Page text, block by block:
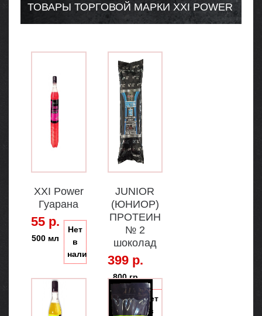
ТОВАРЫ ТОРГОВОЙ МАРКИ XXI POWER
XXI Power
Гуарана
55 р.
500 мл
Нет
в
наличии
JUNIOR
(ЮНИОР)
ПРОТЕИН
№ 2
шоколад
399 р.
800 гр
Нет
в